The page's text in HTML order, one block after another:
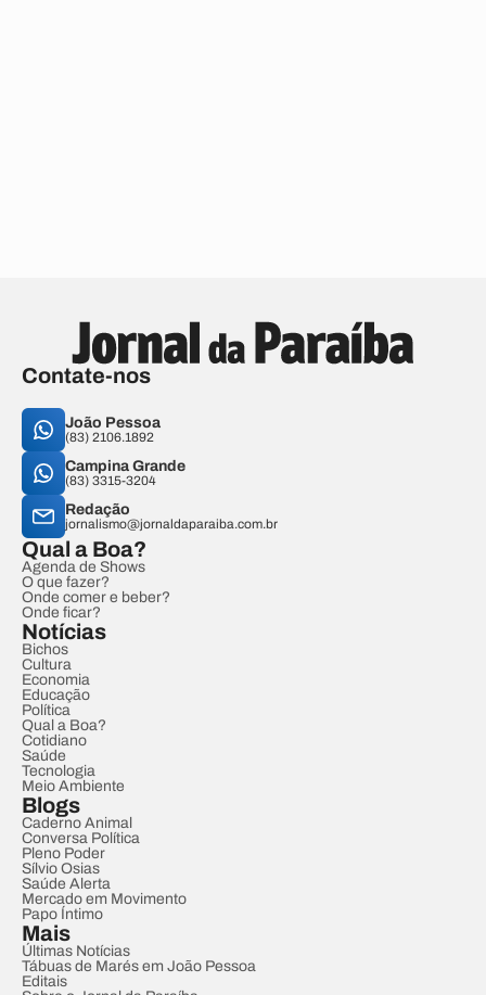
Contate-nos
João Pessoa
(83) 2106.1892
Campina Grande
(83) 3315-3204
Redação
jornalismo@jornaldaparaiba.com.br
Qual a Boa?
Agenda de Shows
O que fazer?
Onde comer e beber?
Onde ficar?
Notícias
Bichos
Cultura
Economia
Educação
Política
Qual a Boa?
Cotidiano
Saúde
Tecnologia
Meio Ambiente
Blogs
Caderno Animal
Conversa Política
Pleno Poder
Sílvio Osias
Saúde Alerta
Mercado em Movimento
Papo Íntimo
Mais
Últimas Notícias
Tábuas de Marés em João Pessoa
Editais